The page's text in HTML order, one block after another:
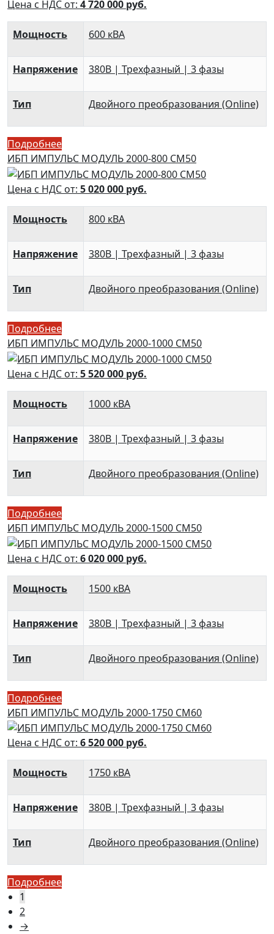
Цена с НДС от: 4 720 000 руб.
Мощность 600 кВА
Напряжение 380В | Трехфазный | 3 фазы
Тип Двойного преобразования (Online)
Подробнее
ИБП ИМПУЛЬС МОДУЛЬ 2000-800 СМ50
Цена с НДС от: 5 020 000 руб.
Мощность 800 кВА
Напряжение 380В | Трехфазный | 3 фазы
Тип Двойного преобразования (Online)
Подробнее
ИБП ИМПУЛЬС МОДУЛЬ 2000-1000 СМ50
Цена с НДС от: 5 520 000 руб.
Мощность 1000 кВА
Напряжение 380В | Трехфазный | 3 фазы
Тип Двойного преобразования (Online)
Подробнее
ИБП ИМПУЛЬС МОДУЛЬ 2000-1500 СМ50
Цена с НДС от: 6 020 000 руб.
Мощность 1500 кВА
Напряжение 380В | Трехфазный | 3 фазы
Тип Двойного преобразования (Online)
Подробнее
ИБП ИМПУЛЬС МОДУЛЬ 2000-1750 СМ60
Цена с НДС от: 6 520 000 руб.
Мощность 1750 кВА
Напряжение 380В | Трехфазный | 3 фазы
Тип Двойного преобразования (Online)
Подробнее
1
2
→